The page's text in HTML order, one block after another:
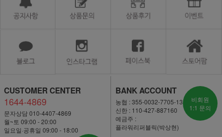
CUSTOMER CENTER
1644-4869
문자상담 010-4407-4869
월~토 09:00 - 20:00
일요일·공휴일 09:00 - 18:00
BANK ACCOUNT
농협 : 355-0032-7705-13
신한 : 110-427-887160
예금주 :
플라워리퍼블릭(박상현)
비회원
1:1 문의